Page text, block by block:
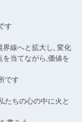
す
界線へと拡大し, 変化
を当てながら,価値を
です
たちの心の中に火と